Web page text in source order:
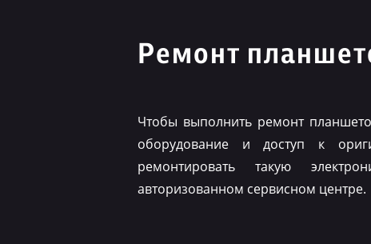
Ремонт
Чтобы выполнить ремонт
оборудование и доступ к
ремонтировать такую
авторизованном сервисном центре.